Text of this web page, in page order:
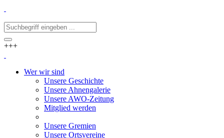
+++
Wer wir sind
Unsere Geschichte
Unsere Ahnengalerie
Unsere AWO-Zeitung
Mitglied werden
Unsere Gremien
Unsere Ortsvereine